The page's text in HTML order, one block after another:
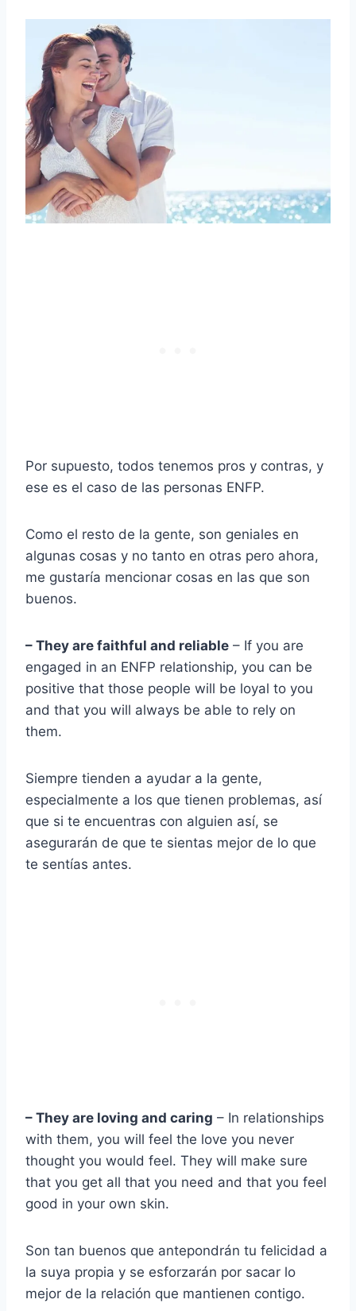
Por supuesto, todos tenemos pros y contras, y
ese es el caso de las personas ENFP.
Como el resto de la gente, son geniales en
algunas cosas y no tanto en otras pero ahora,
me gustaría mencionar cosas en las que son
buenos.
– They are faithful and reliable – If you are
engaged in an ENFP relationship, you can be
positive that those people will be loyal to you
and that you will always be able to rely on
them.
Siempre tienden a ayudar a la gente,
especialmente a los que tienen problemas, así
que si te encuentras con alguien así, se
asegurarán de que te sientas mejor de lo que
te sentías antes.
– They are loving and caring – In relationships
with them, you will feel the love you never
thought you would feel. They will make sure
that you get all that you need and that you feel
good in your own skin.
Son tan buenos que antepondrán tu felicidad a
la suya propia y se esforzarán por sacar lo
mejor de la relación que mantienen contigo.